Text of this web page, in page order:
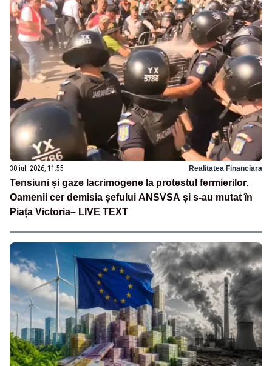
30 iul. 2026, 11:55 Realitatea Financiara
Tensiuni și gaze lacrimogene la protestul fermierilor.
Oamenii cer demisia șefului ANSVSA și s-au mutat în
Piața Victoria– LIVE TEXT